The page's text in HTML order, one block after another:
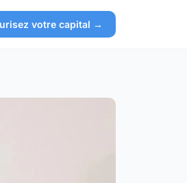
votre capital →